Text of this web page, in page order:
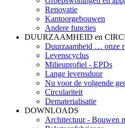
Renovatie
Kantoorgebouwen
Andere functies
DUURZAAMHEID en
Duurzaamheid … onze
Levenscyclus
Milieuprofiel - EPDs
Lange levensduur
Nu voor de volgende
Circulariteit
Dematerialisatie
DOWNLOADS
Architectuur - Bouwen